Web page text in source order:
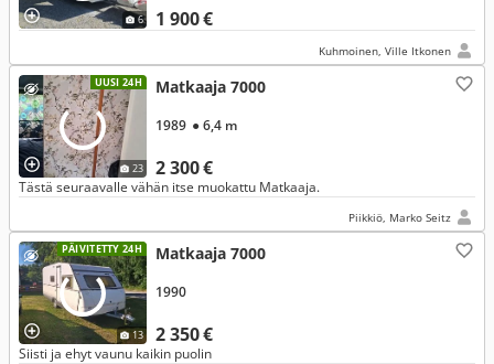
6 1 900 €
Kuhmoinen, Ville Itkonen
UUSI 24H
23
Matkaaja 7000
2 300 €
1989 ● 6,4 m
Tästä seuraavalle vähän itse muokattu Matkaaja.
Piikkiö, Marko Seitz
PÄIVITETTY 24H
13
Matkaaja 7000
2 350 €
1990
Siisti ja ehyt vaunu kaikin puolin